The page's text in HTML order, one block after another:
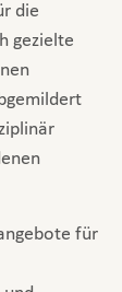
die
gezielte
für